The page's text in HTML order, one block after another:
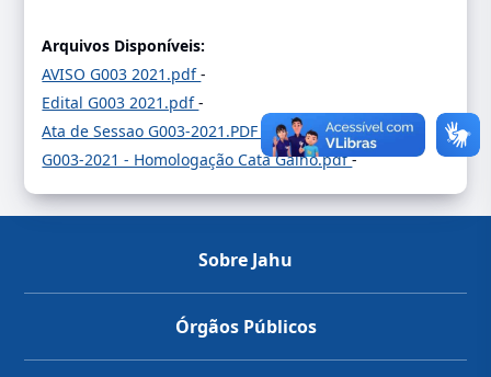
Arquivos Disponíveis:
AVISO G003 2021.pdf-
Edital G003 2021.pdf-
Ata de Sessao G003-2021.PDF
G003-2021 - Homologação Cata Galho.pdf-
Sobre Jahu
Órgãos Públicos